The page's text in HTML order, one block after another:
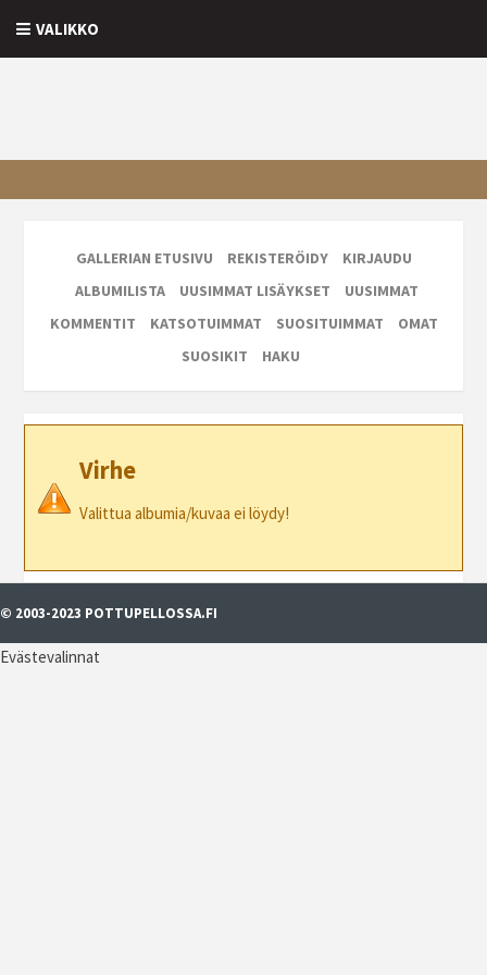
VALIKKO
GALLERIAN ETUSIVU REKISTERÖIDY
KIRJAUDU
ALBUMILISTA
UUSIMMAT LISÄYKSET
UUSIMMAT
KOMMENTIT
KATSOTUIMMAT SUOSITUIMMAT
OMAT
SUOSIKIT
HAKU
Virhe
Valittua albumia/kuvaa ei löydy!
© 2003-2023 POTTUPELLOSSA.FI
Evästevalinnat